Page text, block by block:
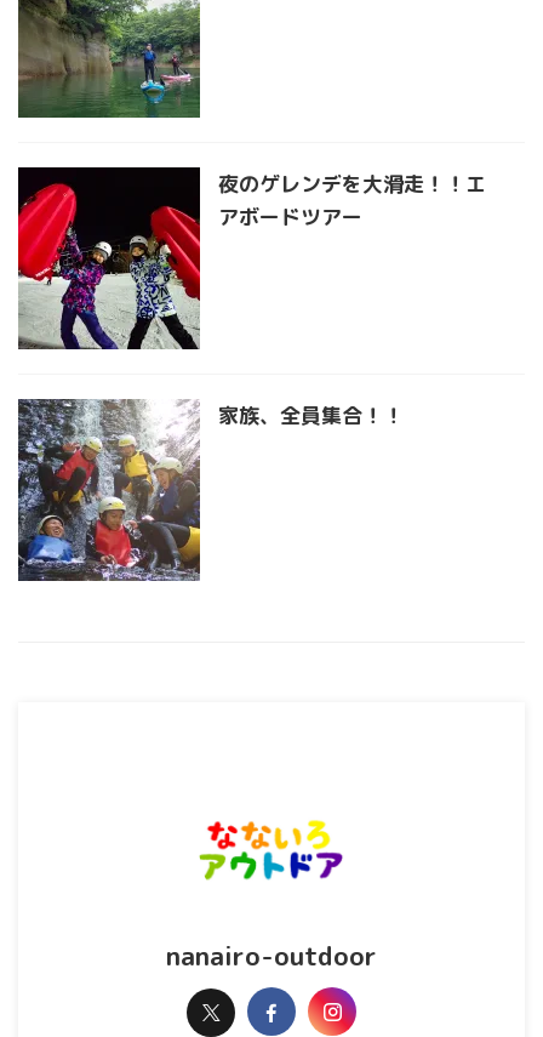
夜のゲレンデを大滑走！！エ
アボードツアー
家族、全員集合！！
nanairo-outdoor